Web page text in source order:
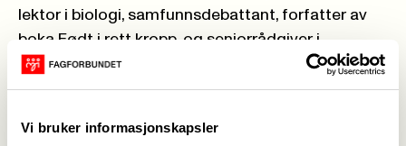
Vi bruker informasjonskapsler
lektor i biologi, samfunnsdebattant, forfatter av
boka Født i rett kropp, og seniorrådgiver i
Pasientorganisasjonen for kjønnsinkongruens. I
over 15 år har han arbeidet for transpersoners
innenfor kjønns- og transtematikk. – Jeg gleder